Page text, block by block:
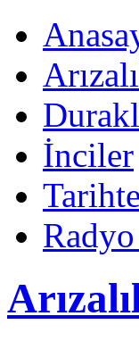
İnciler
Radyo